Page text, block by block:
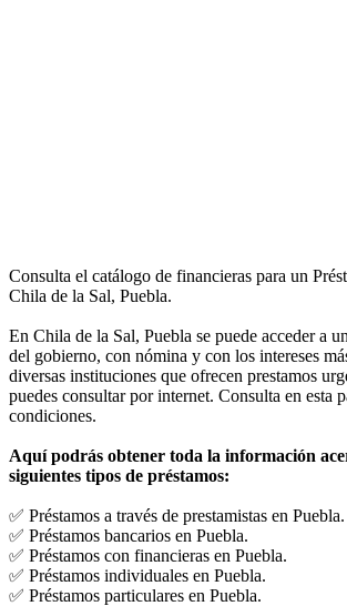
Consulta el catálogo de financieras para un
Chila de la Sal, Puebla.
En Chila de la Sal, Puebla se puede acceder a
del gobierno, con nómina y con los intereses
diversas instituciones que ofrecen prestamos
puedes consultar por internet. Consulta en esta
condiciones.
Aquí podrás obtener toda la información
siguientes tipos de préstamos:
✅ Préstamos a través de prestamistas en Puebla.
✅ Préstamos bancarios en Puebla.
✅ Préstamos con financieras en Puebla.
✅ Préstamos individuales en Puebla.
✅ Préstamos particulares en Puebla.